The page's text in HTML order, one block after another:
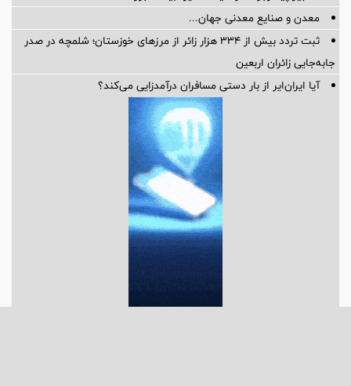
معدن و صنایع معدنی جهان...
ثبت تردد بیش از ۳۳۴ هزار زائر از مرزهای خوزستان؛ شلمچه در صدر
جابه‌جایی زائران اربعین
آیا ایران‌ایر از بار دستی مسافران درآمدزایی می‌کند؟